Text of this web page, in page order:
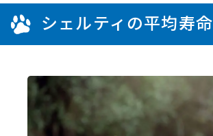
シェルティの平均寿命